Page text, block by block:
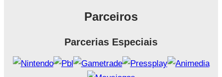
Parceiros
Parcerias Especiais